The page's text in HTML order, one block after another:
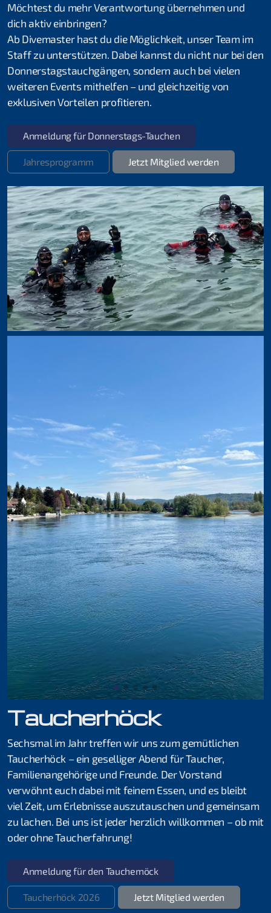
Möchtest du mehr Verantwortung übernehmen und
dich aktiv einbringen?
Ab Divemaster hast du die Möglichkeit, unser Team im
Staff zu unterstützen. Dabei kannst du nicht nur bei den
Donnerstagstauchgängen, sondern auch bei vielen
weiteren Events mithelfen – und gleichzeitig von
exklusiven Vorteilen profitieren.
Anmeldung für Donnerstags-Tauchen
Jahresprogramm Jetzt Mitglied werden
Taucherhöck
Sechsmal im Jahr treffen wir uns zum gemütlichen
Taucherhöck – ein geselliger Abend für Taucher,
Familienangehörige und Freunde. Der Vorstand
verwöhnt euch dabei mit feinem Essen, und es bleibt
viel Zeit, um Erlebnisse auszutauschen und gemeinsam
zu lachen. Bei uns ist jeder herzlich willkommen – ob mit
oder ohne Taucherfahrung!
Anmeldung für den Tauchernöck
Taucherhöck 2026 Jetzt Mitglied werden
Atemgas
Tauch- und Mietmaterial
Öffentlichkeitsarbeit
Kurse für Beginner
Schnuppertauchen
Open Water Diver
Skill Update
Kurse für Fortgeschrittene
Rheindive Advanced Package
Advanced Open Water Diver
Stress & Retten
Tieftauchen
Nitroxtaucher
Navigation
Flusstauchen
Nachttauchen
Nacht- und Flusstauchen
Tarieren in Perfektion
Dekotaucher
Bergsee
Eistauchen
Wracktauchen
Solo Tauchen
Unterwasser Scooter
Science of Diving
Extended Range
Professional
Assistant Instructor
Divemaster